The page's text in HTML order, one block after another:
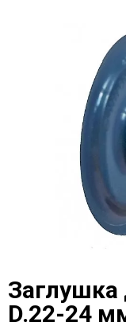
Заглушка
D.22-24